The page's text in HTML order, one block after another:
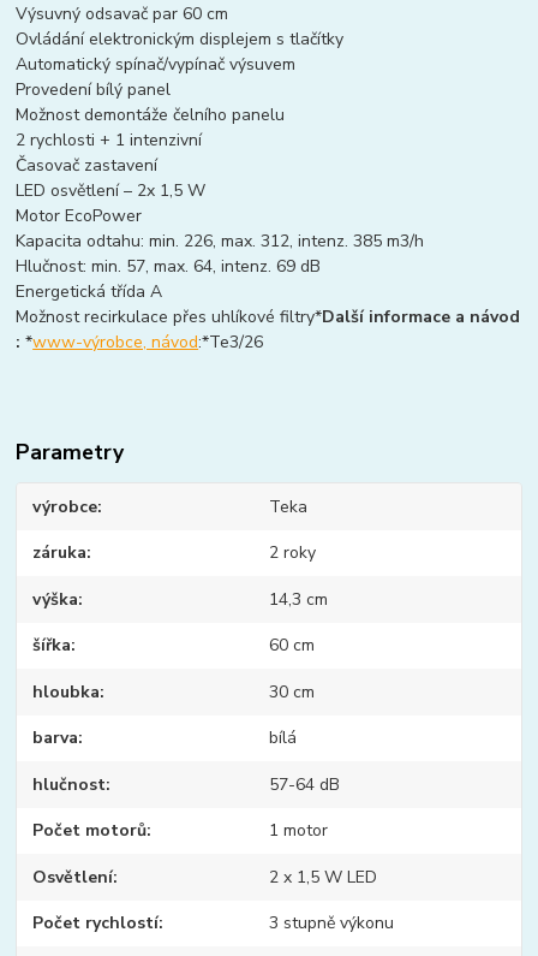
Výsuvný odsavač par 60 cm
Ovládání elektronickým displejem s tlačítky
Automatický spínač/vypínač výsuvem
Provedení bílý panel
Možnost demontáže čelního panelu
2 rychlosti + 1 intenzivní
Časovač zastavení
LED osvětlení – 2x 1,5 W
Motor EcoPower
Kapacita odtahu: min. 226, max. 312, intenz. 385 m3/h
Hlučnost: min. 57, max. 64, intenz. 69 dB
Energetická třída A
Možnost recirkulace přes uhlíkové filtry*Další informace a návod
: *www-výrobce, návod:*Te3/26
Parametry
výrobce Teka
záruka 2 roky
výška 14,3 cm
šířka 60 cm
hloubka 30 cm
barva bílá
hlučnost 57-64 dB
Počet motorů 1 motor
Osvětlení 2 x 1,5 W LED
Počet rychlostí 3 stupně výkonu